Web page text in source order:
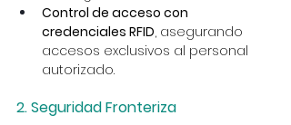
Control de acceso con
credenciales RFID, asegurando
accesos exclusivos al personal
autorizado.
2. Seguridad Fronteriza